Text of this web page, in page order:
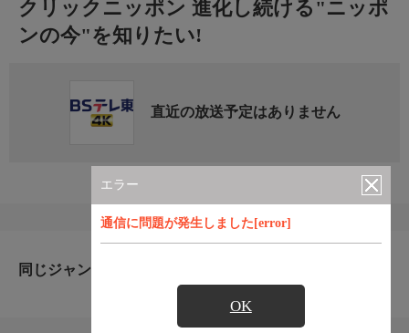
エラー
通信に問題が発生しました[error]
OK
クリックニッポン 進化し続ける"ニッポ
ンの今"を知りたい!
直近の放送予定はありません
同じジャンルのおすすめ番組